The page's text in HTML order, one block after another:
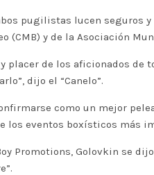
pugilistas lucen seguros
(CMB) y de la Asociación
placer de los aficionados
dijo el “Canelo”.
como un mejor
los eventos boxísticos más
Promotions, Golovkin se